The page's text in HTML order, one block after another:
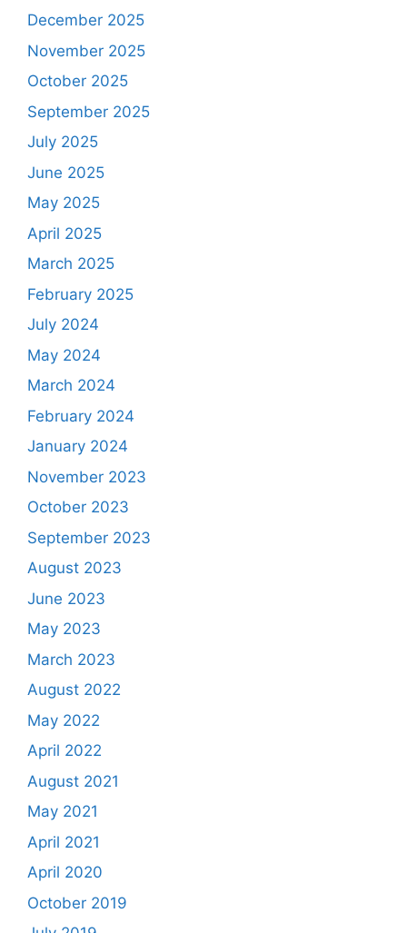
December 2025
November 2025
October 2025
September 2025
July 2025
June 2025
May 2025
April 2025
March 2025
February 2025
July 2024
May 2024
March 2024
February 2024
January 2024
November 2023
October 2023
September 2023
August 2023
June 2023
May 2023
March 2023
August 2022
May 2022
April 2022
August 2021
May 2021
April 2021
April 2020
October 2019